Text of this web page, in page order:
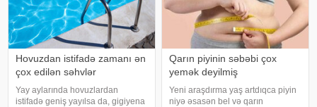
Hovuzdan istifadə zamanı ən
çox edilən səhvlər
Yay aylarında hovuzlardan
istifadə geniş yayılsa da, gigiyena
Qarın piyinin səbəbi çox
yemək deyilmiş
Yeni araşdırma yaş artdıqca piyin
niyə əsasən bel və qarın